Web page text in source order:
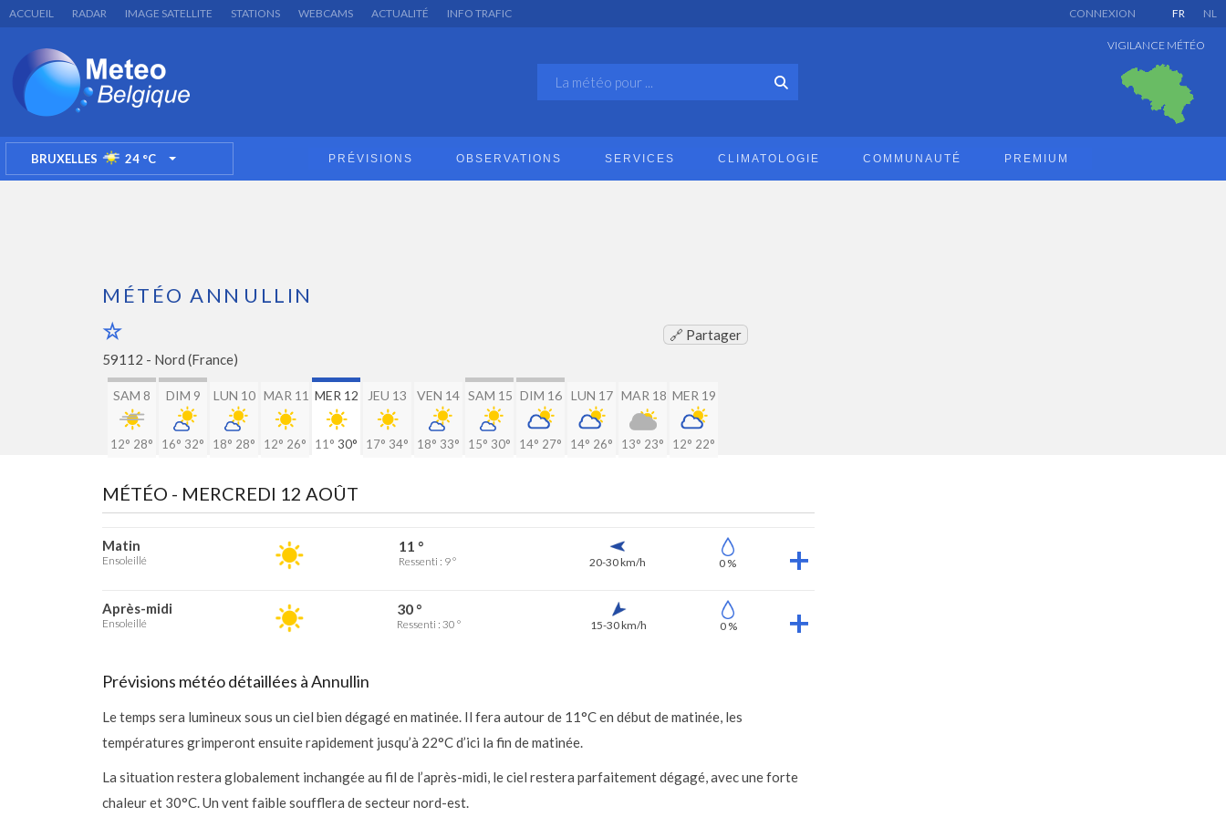
ACCUEIL RADAR IMAGE SATELLITE STATIONS WEBCAMS ACTUALITÉ INFO TRAFIC FR NL
CONNEXION
VIGILANCE MÉTÉO
BRUXELLES 24°C TOGGLE DROPDOWN PRÉVISIONS OBSERVATIONS SERVICES CLIMATOLOGIE COMMUNAUTÉ PREMIUM
MÉTÉO ANNULLIN
🔗 Partager
59112 - Nord (France)
SAM 8
12° 28°
DIM 9
16° 32°
LUN 10
18° 28°
MAR 11
12° 26°
MER 12
11° 30°
JEU 13
17° 34°
VEN 14
18° 33°
SAM 15
15° 30°
DIM 16
14° 27°
LUN 17
14° 26°
MAR 18
13° 23°
MER 19
12° 22°
MÉTÉO - MERCREDI 12 AOÛT
Matin
Ensoleillé
11 °
Ressenti : 9 ° 20-30 km/h 0 %
Après-midi
Ensoleillé
30 °
Ressenti : 30 ° 15-30 km/h 0 %
Prévisions météo détaillées à Annullin
Le temps sera lumineux sous un ciel bien dégagé en matinée. Il fera autour de 11°C en début de matinée, les
températures grimperont ensuite rapidement jusqu’à 22°C d’ici la fin de matinée.
La situation restera globalement inchangée au fil de l’après-midi, le ciel restera parfaitement dégagé, avec une forte
chaleur et 30°C. Un vent faible soufflera de secteur nord-est.